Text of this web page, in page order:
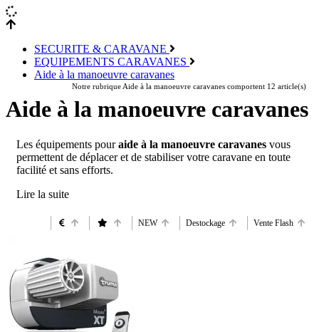
SECURITE & CARAVANE
EQUIPEMENTS CARAVANES
Aide à la manoeuvre caravanes
Aide à la manoeuvre caravanes
Notre rubrique Aide à la manoeuvre caravanes comportent 12 article(s)
Les équipements pouraide à la manoeuvre caravanes vous
permettent de déplacer et de stabiliser votre caravane en toute
facilité et sans efforts.
NEW Destockage Vente Flash